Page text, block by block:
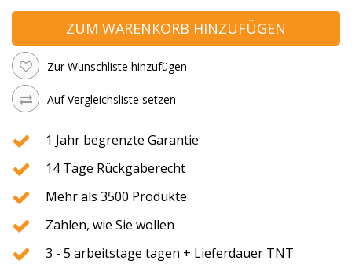
ZUM WARENKORB HINZUFÜGEN
Zur Wunschliste hinzufügen
Auf Vergleichsliste setzen
1 Jahr begrenzte Garantie
14 Tage Rückgaberecht
Mehr als 3500 Produkte
Zahlen, wie Sie wollen
3 - 5 arbeitstage tagen + Lieferdauer TNT